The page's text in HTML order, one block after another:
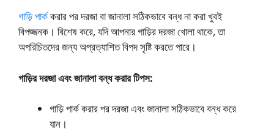
গাড়ি পার্ককরার পর দরজা বা জানালা সঠিকভাবে বন্ধ না করা খুবই
বিপজ্জনক। বিশেষ করে, যদি আপনার গাড়ির দরজা খোলা থাকে, তা
অপরিচিতদের জন্য অপ্রত্যাশিত বিপদ সৃষ্টি করতে পারে।
গাড়ির দরজা এবং জানালা বন্ধ করার টিপস:
গাড়ি পার্ক করার পর দরজা এবং জানালা সঠিকভাবে বন্ধ করে
যান।